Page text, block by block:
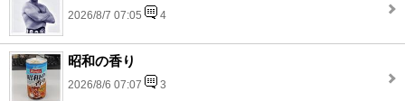
2026/8/7 07:05 4
昭和の香り
2026/8/6 07:07 3